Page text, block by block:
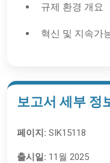
규제 환경 개요
혁신 및 지속가
보고서 세부 정
페이지: SIK15118
출시일: 11월 2025